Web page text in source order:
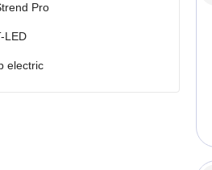
Pro
LED
electric